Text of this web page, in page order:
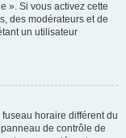
». Si vous activez cette
des modérateurs et de
un utilisateur
fuseau horaire différent du
de contrôle de